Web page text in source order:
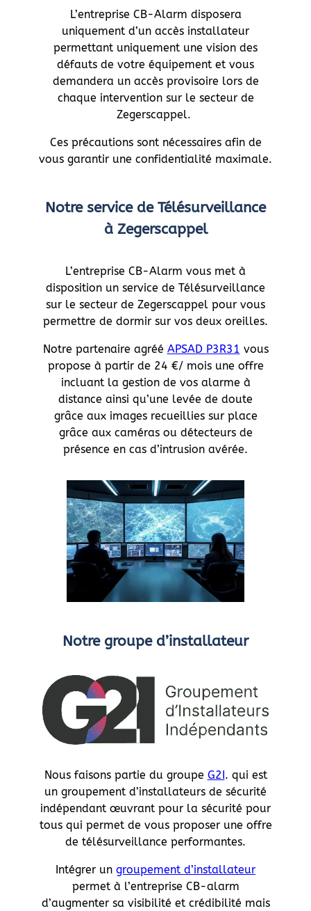
L’entreprise CB-Alarm disposera
uniquement d’un accès installateur
permettant uniquement une vision des
défauts de votre équipement et vous
demandera un accès provisoire lors de
chaque intervention sur le secteur de
Zegerscappel.
Ces précautions sont nécessaires afin de
vous garantir une confidentialité maximale.
Notre service de Télésurveillance
à Zegerscappel
L’entreprise CB-Alarm vous met à
disposition un service de Télésurveillance
sur le secteur de Zegerscappel pour vous
permettre de dormir sur vos deux oreilles.
Notre partenaire agréé APSAD P3R31 vous
propose à partir de 24 €/ mois une offre
incluant la gestion de vos alarme à
distance ainsi qu’une levée de doute
grâce aux images recueillies sur place
grâce aux caméras ou détecteurs de
présence en cas d’intrusion avérée.
Notre groupe d’installateur
Nous faisons partie du groupe G2I . qui est
un groupement d’installateurs de sécurité
indépendant œuvrant pour la sécurité pour
tous qui permet de vous proposer une offre
de télésurveillance performantes.
Intégrer un groupement d’installateur
permet à l’entreprise CB-alarm
d’augmenter sa visibilité et crédibilité mais